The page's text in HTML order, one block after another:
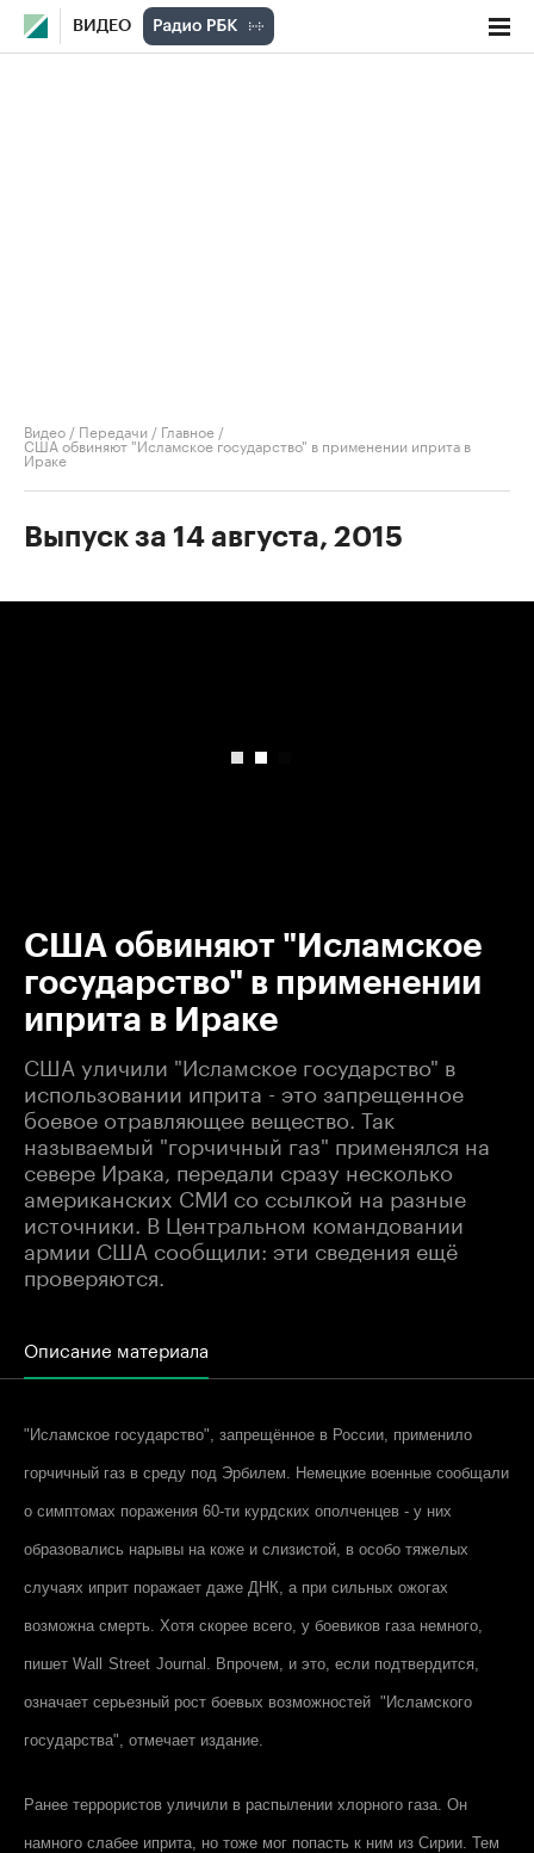
ВИДЕО
Видео / Передачи / Главное /
США обвиняют "Исламское государство" в применении иприта в
Ираке
Выпуск за 14 августа, 2015
США обвиняют "Исламское
государство" в применении
иприта в Ираке
США уличили "Исламское государство" в
использовании иприта - это запрещенное
боевое отравляющее вещество. Так
называемый "горчичный газ" применялся на
севере Ирака, передали сразу несколько
американских СМИ со ссылкой на разные
источники. В Центральном командовании
армии США сообщили: эти сведения ещё
проверяются.
Описание материала
"Исламское государство", запрещённое в России, применило
горчичный газ в среду под Эрбилем. Немецкие военные сообщали
о симптомах поражения 60-ти курдских ополченцев - у них
образовались нарывы на коже и слизистой, в особо тяжелых
случаях иприт поражает даже ДНК, а при сильных ожогах
возможна смерть. Хотя скорее всего, у боевиков газа немного,
пишет Wall Street Journal . Впрочем, и это, если подтвердится,
означает серьезный рост боевых возможностей "Исламского
государства", отмечает издание.
Ранее террористов уличили в распылении хлорного газа. Он
намного слабее иприта, но тоже мог попасть к ним из Сирии. Тем